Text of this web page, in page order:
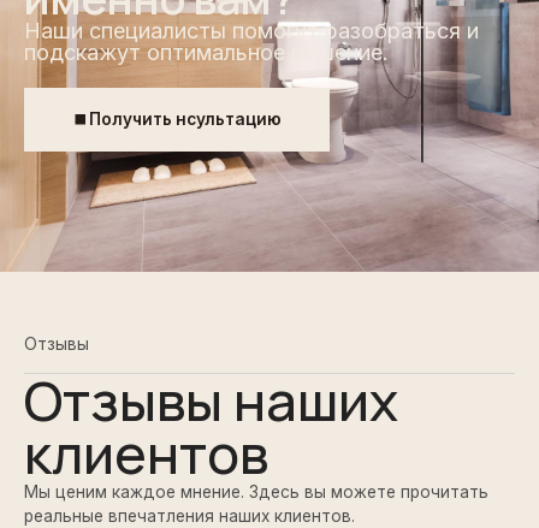
Наши специалисты помогут разобраться и
подскажут оптимальное решение.
Получить нсультацию
Отзывы
Отзывы наших
клиентов
Мы ценим каждое мнение. Здесь вы можете прочитать
реальные впечатления наших клиентов.